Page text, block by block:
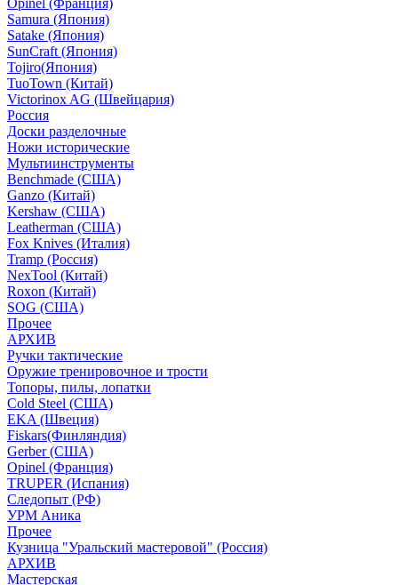
Opinel (Франция)
Samura (Япония)
Satake (Япония)
SunCraft (Япония)
Tojiro(Япония)
TuoTown (Китай)
Victorinox AG (Швейцария)
Россия
Доски разделочные
Ножи исторические
Мультиинструменты
Benchmade (США)
Ganzo (Китай)
Kershaw (США)
Leatherman (США)
Fox Knives (Италия)
Tramp (Россия)
NexTool (Китай)
Roxon (Китай)
SOG (США)
Прочее
АРХИВ
Ручки тактические
Оружие тренировочное и трости
Топоры, пилы, лопатки
Cold Steel (США)
EKA (Швеция)
Fiskars(Финляндия)
Gerber (США)
Opinel (Франция)
TRUPER (Испания)
Следопыт (РФ)
УРМ Аника
Прочее
Кузница "Уральский мастеровой" (Россия)
АРХИВ
Мастерская